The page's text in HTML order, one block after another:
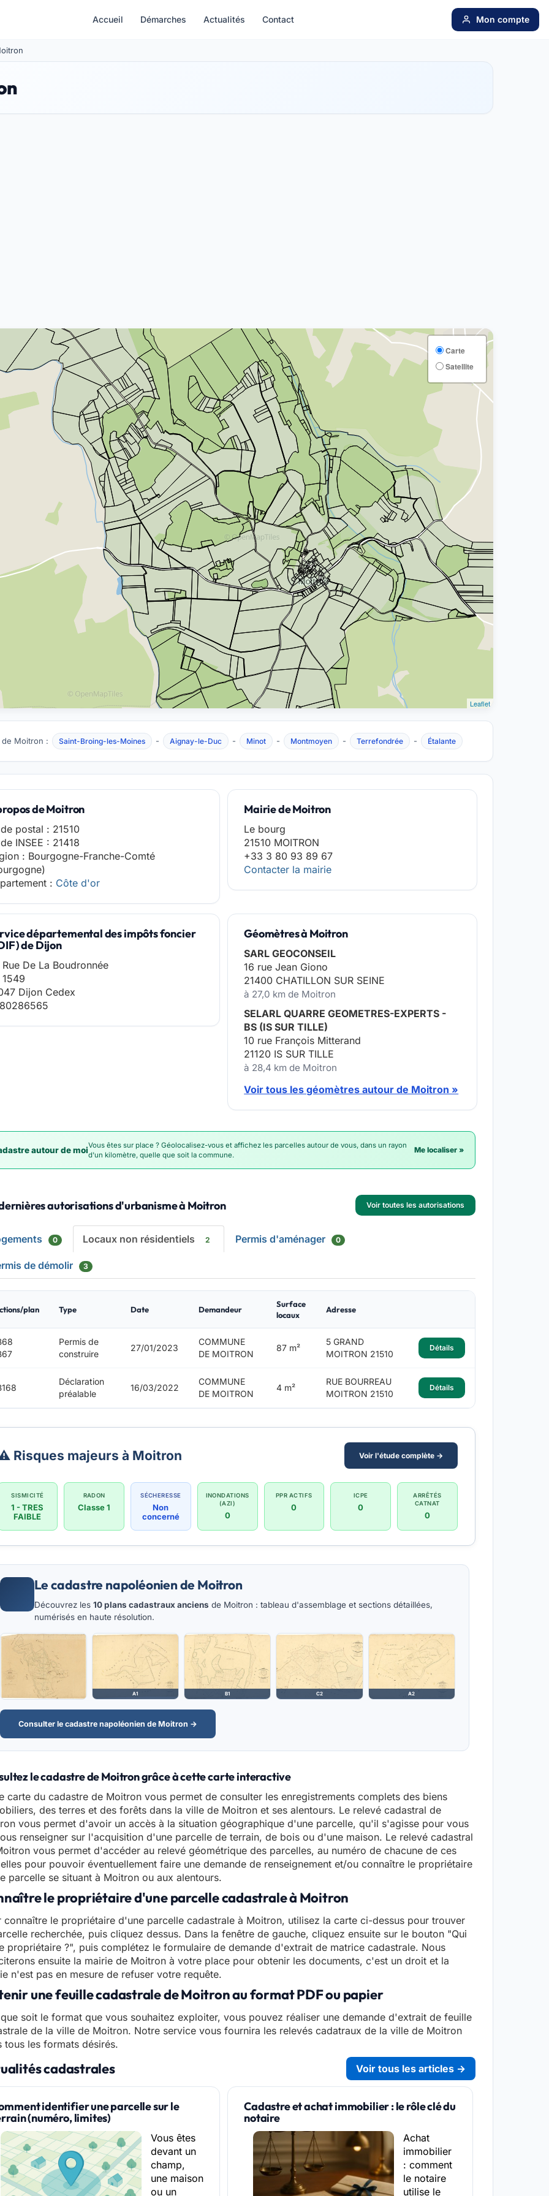
Accueil Démarches Actualités Contact Mon compte
Carte
Satellite
Leaflet
Moitron : Saint-Broing-les-Moines - Aignay-le-Duc - Minot - Montmoyen - Terrefondrée - Étalante
de Moitron
postal : 21510
INSEE : 21418
: Bourgogne-Franche-Comté
: Côte d'or
Mairie de Moitron
Le bourg
21510 MOITRON
+33 3 80 93 89 67
Contacter la mairie
départemental des impôts foncier
de Dijon
De La Boudronnée
Dijon Cedex
Géomètres à Moitron
SARL GEOCONSEIL
16 rue Jean Giono
21400 CHATILLON SUR SEINE
à 27,0 km de Moitron
SELARL QUARRE GEOMETRES-EXPERTS -
BS (IS SUR TILLE)
10 rue François Mitterand
21120 IS SUR TILLE
à 28,4 km de Moitron
Voir tous les géomètres autour de Moitron »
autour de moiVous êtes sur place ? Géolocalisez-vous et affichez les parcelles autour de vous, dans un rayon
d'un kilomètre, quelle que soit la commune.
Me localiser »
autorisations d'urbanisme à Moitron Voir toutes les autorisations
0 Locaux non résidentiels 2 Permis d'aménager 0
de démolir 3
plan Type Date Demandeur
Surface
locaux
Adresse
Permis de
construire
27/01/2023
COMMUNE
DE MOITRON
87 m²
5 GRAND
MOITRON 21510
Détails
Déclaration
préalable
16/03/2022
COMMUNE
DE MOITRON
4 m²
RUE BOURREAU
MOITRON 21510
Détails
Risques majeurs à Moitron Voir l'étude complète →
SISMICITÉ
1 - TRES
FAIBLE
RADON
Classe 1
SÉCHERESSE
Non
concerné
INONDATIONS
(AZI)
0
PPR ACTIFS
0
ICPE
0
ARRÊTÉS
CATNAT
0
Le cadastre napoléonien de Moitron
Découvrez les 10 plans cadastraux anciens de Moitron : tableau d'assemblage et sections détaillées,
numérisés en haute résolution.
A1 B1 C2 A2
Consulter le cadastre napoléonien de Moitron →
le cadastre de Moitron grâce à cette carte interactive
carte du cadastre de Moitron vous permet de consulter les enregistrements complets des biens
des terres et des forêts dans la ville de Moitron et ses alentours. Le relevé cadastral de
vous permet d'avoir un accès à la situation géographique d'une parcelle, qu'il s'agisse pour vous
renseigner sur l'acquisition d'une parcelle de terrain, de bois ou d'une maison. Le relevé cadastral
vous permet d'accéder au relevé géométrique des parcelles, au numéro de chacune de ces
pour pouvoir éventuellement faire une demande de renseignement et/ou connaître le propriétaire
parcelle se situant à Moitron ou aux alentours.
le propriétaire d'une parcelle cadastrale à Moitron
connaître le propriétaire d'une parcelle cadastrale à Moitron, utilisez la carte ci-dessus pour trouver
recherchée, puis cliquez dessus. Dans la fenêtre de gauche, cliquez ensuite sur le bouton "Qui
propriétaire ?", puis complétez le formulaire de demande d'extrait de matrice cadastrale. Nous
ensuite la mairie de Moitron à votre place pour obtenir les documents, c'est un droit et la
n'est pas en mesure de refuser votre requête.
une feuille cadastrale de Moitron au format PDF ou papier
soit le format que vous souhaitez exploiter, vous pouvez réaliser une demande d'extrait de feuille
de la ville de Moitron. Notre service vous fournira les relevés cadatraux de la ville de Moitron
tous les formats désirés.
cadastrales Voir tous les articles →
identifier une parcelle sur le
(numéro, limites)
Vous êtes
devant un
champ,
une maison
ou un
Cadastre et achat immobilier : le rôle clé du
notaire
Achat
immobilier
: comment
le notaire
utilise le